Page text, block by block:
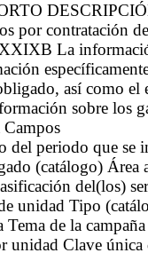
por contratación
La
así como
sobre los
Campos
del periodo que se
(catálogo) Área
del(los)
unidad Tipo
Tema de la
unidad Clave